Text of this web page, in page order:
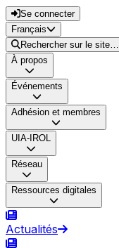
Se connecter
Français
Rechercher sur le site…
À propos
Événements
Adhésion et membres
UIA-IROL
Réseau
Ressources digitales
Actualités